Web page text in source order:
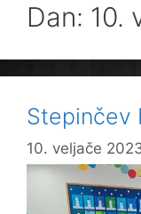
Dan: 10.
Stepinčev
10. veljače